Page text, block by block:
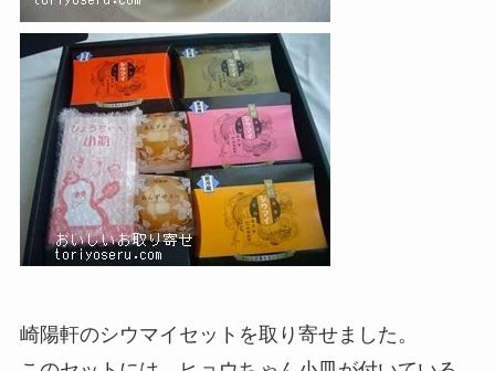
崎陽軒のシウマイセットを取り寄せました。